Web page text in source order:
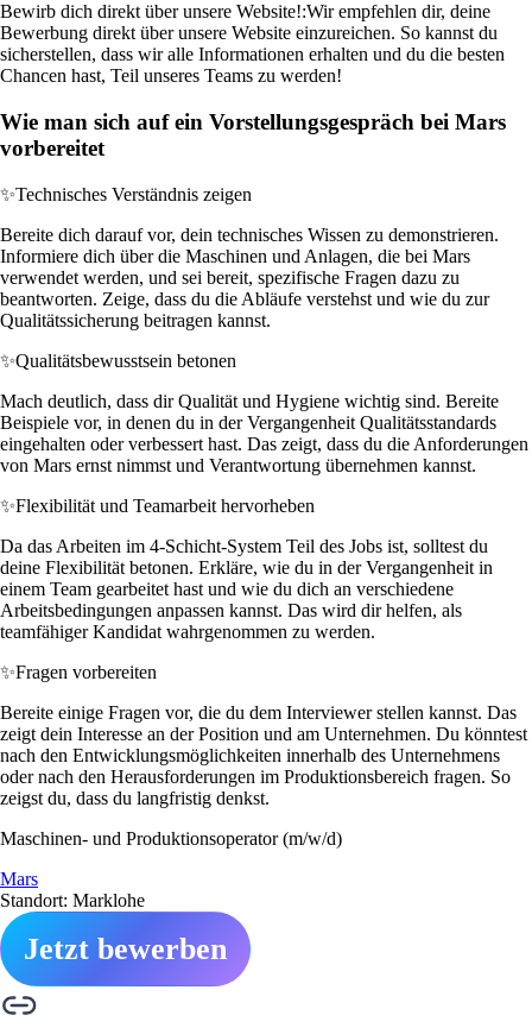
Bewirb dich direkt über unsere Website!:Wir empfehlen dir, deine
Bewerbung direkt über unsere Website einzureichen. So kannst du
sicherstellen, dass wir alle Informationen erhalten und du die besten
Chancen hast, Teil unseres Teams zu werden!
Wie man sich auf ein Vorstellungsgespräch bei Mars
vorbereitet
✨Technisches Verständnis zeigen
Bereite dich darauf vor, dein technisches Wissen zu demonstrieren.
Informiere dich über die Maschinen und Anlagen, die bei Mars
verwendet werden, und sei bereit, spezifische Fragen dazu zu
beantworten. Zeige, dass du die Abläufe verstehst und wie du zur
Qualitätssicherung beitragen kannst.
✨Qualitätsbewusstsein betonen
Mach deutlich, dass dir Qualität und Hygiene wichtig sind. Bereite
Beispiele vor, in denen du in der Vergangenheit Qualitätsstandards
eingehalten oder verbessert hast. Das zeigt, dass du die Anforderungen
von Mars ernst nimmst und Verantwortung übernehmen kannst.
✨Flexibilität und Teamarbeit hervorheben
Da das Arbeiten im 4-Schicht-System Teil des Jobs ist, solltest du
deine Flexibilität betonen. Erkläre, wie du in der Vergangenheit in
einem Team gearbeitet hast und wie du dich an verschiedene
Arbeitsbedingungen anpassen kannst. Das wird dir helfen, als
teamfähiger Kandidat wahrgenommen zu werden.
✨Fragen vorbereiten
Bereite einige Fragen vor, die du dem Interviewer stellen kannst. Das
zeigt dein Interesse an der Position und am Unternehmen. Du könntest
nach den Entwicklungsmöglichkeiten innerhalb des Unternehmens
oder nach den Herausforderungen im Produktionsbereich fragen. So
zeigst du, dass du langfristig denkst.
Maschinen- und Produktionsoperator (m/w/d)
Mars
Standort: Marklohe
Jetzt bewerben